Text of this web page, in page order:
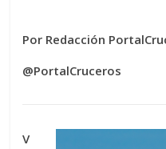
Por Redacción
@PortalCruceros
V